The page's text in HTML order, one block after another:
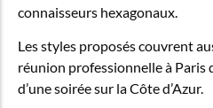
connaisseurs hexagonaux.
Les styles proposés couvrent
réunion professionnelle à Paris
d’une soirée sur la Côte d’Azur.